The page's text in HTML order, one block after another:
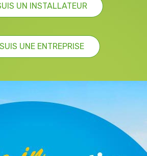
UN INSTALLATEUR
UNE ENTREPRISE